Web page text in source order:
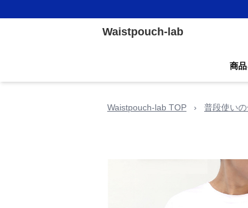
Waistpouch-lab
商
Waistpouch-lab TOP › 普段使い